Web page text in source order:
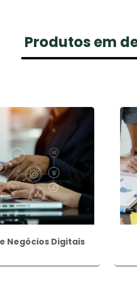
Produtos em
Negócios Digitais